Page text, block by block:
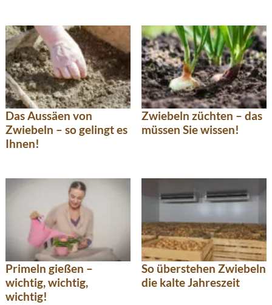
Das Aussäen von
Zwiebeln – so gelingt es
Ihnen!
Zwiebeln züchten – das
müssen Sie wissen!
Primeln gießen –
wichtig, wichtig,
wichtig!
So überstehen Zwiebeln
die kalte Jahreszeit